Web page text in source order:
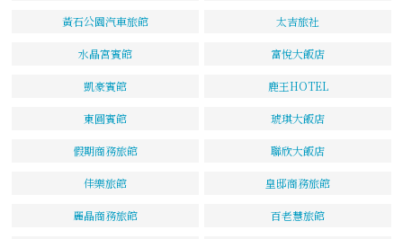
黃石公園汽車旅館 太吉旅社
水晶宮賓館 富悅大飯店
凱豪賓館 鹿王HOTEL
東圓賓館 琥琪大飯店
假期商務旅館 聯欣大飯店
佳樂旅館 皇邸商務旅館
麗晶商務旅館 百老慧旅館